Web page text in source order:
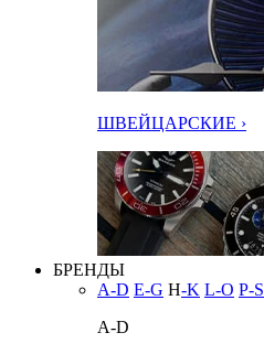
ШВЕЙЦАРСКИЕ ›
БРЕНДЫ
A-D E-G H-K L-O P-S
A-D